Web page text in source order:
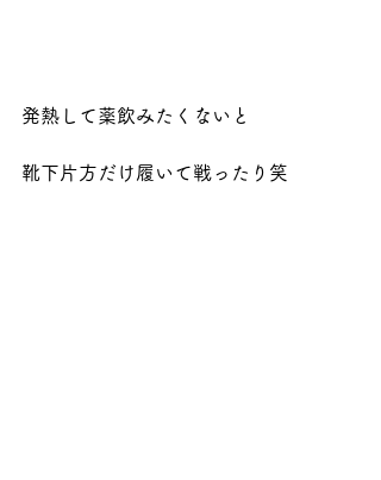
発熱して薬飲みたくないと
靴下片方だけ履いて戦ったり笑